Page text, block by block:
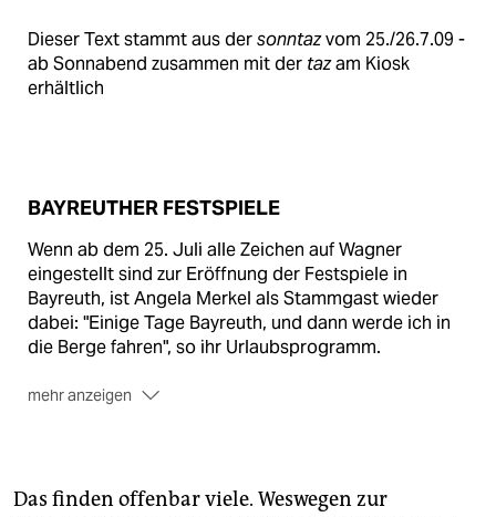
Dieser Text stammt aus dersonntazvom 25./26.7.09 -
ab Sonnabend zusammen mit der tazam Kiosk
erhältlich
BAYREUTHER FESTSPIELE
Wenn ab dem 25. Juli alle Zeichen auf Wagner
eingestellt sind zur Eröffnung der Festspiele in
Bayreuth, ist Angela Merkel als Stammgast wieder
dabei: "Einige Tage Bayreuth, und dann werde ich in
die Berge fahren", so ihr Urlaubsprogramm.
mehr anzeigen
zum 28. August 30 Vorstellungen in Inszenierungen
von Christoph Marthaler, Tankred Dorst, Stefan
Das finden offenbar viele. Weswegen zur